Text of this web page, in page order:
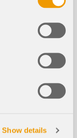
Show details